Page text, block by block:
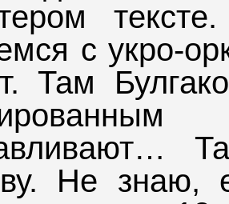
с укро-
Там
Не